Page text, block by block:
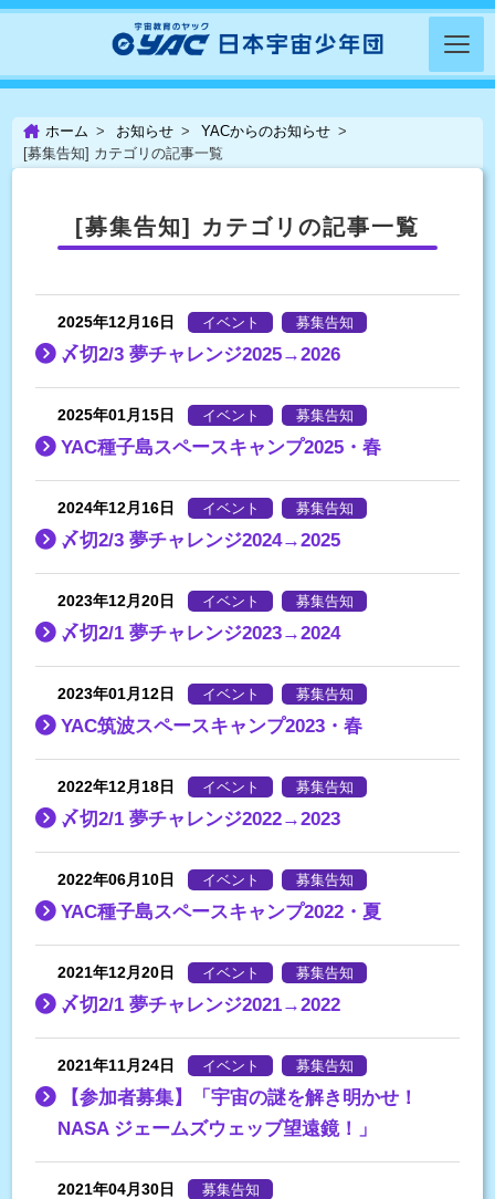
ホーム お知らせ
YACからのお知らせ
[募集告知] カテゴリの記事一覧
[募集告知] カテゴリの記事一覧
2025年12月16日 イベント 募集告知
〆切2/3 夢チャレンジ2025→2026
2025年01月15日 イベント 募集告知
YAC種子島スペースキャンプ2025・春
2024年12月16日 イベント 募集告知
〆切2/3 夢チャレンジ2024→2025
2023年12月20日 イベント 募集告知
〆切2/1 夢チャレンジ2023→2024
2023年01月12日 イベント 募集告知
YAC筑波スペースキャンプ2023・春
2022年12月18日 イベント 募集告知
〆切2/1 夢チャレンジ2022→2023
2022年06月10日 イベント 募集告知
YAC種子島スペースキャンプ2022・夏
2021年12月20日 イベント 募集告知
〆切2/1 夢チャレンジ2021→2022
2021年11月24日 イベント 募集告知
【参加者募集】「宇宙の謎を解き明かせ！
NASA ジェームズウェッブ望遠鏡！」
2021年04月30日 募集告知